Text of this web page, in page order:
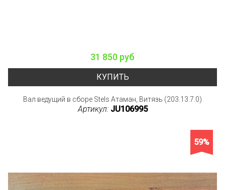
31 850 руб
КУПИТЬ
Вал ведущий в сборе Stels Атаман, Витязь (203.13.7.0)
Артикул: JU106995
59%